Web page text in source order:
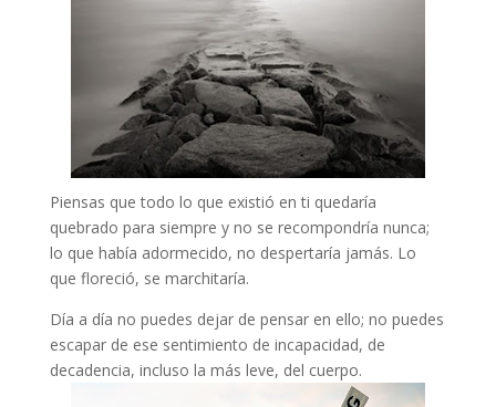
Piensas que todo lo que existió en ti quedaría
quebrado para siempre y no se recompondría nunca;
lo que había adormecido, no despertaría jamás. Lo
que floreció, se marchitaría.
Día a día no puedes dejar de pensar en ello; no puedes
escapar de ese sentimiento de incapacidad, de
decadencia, incluso la más leve, del cuerpo.